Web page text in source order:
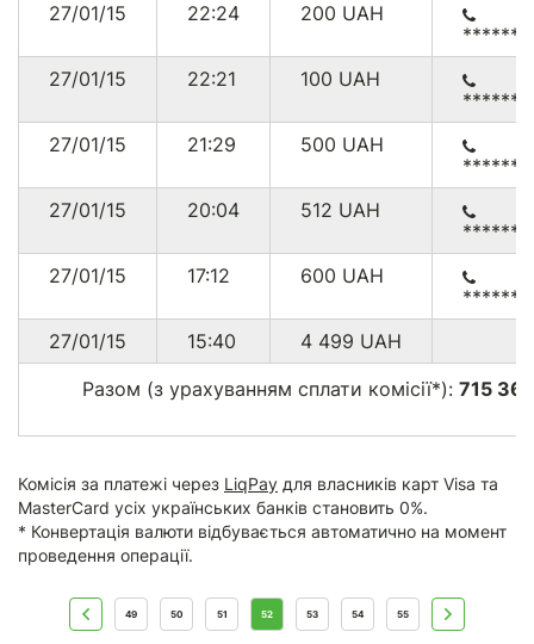
27/01/15
22:24 200 UAH
27/01/15
22:21 100 UAH
27/01/15
21:29 500 UAH
27/01/15
20:04 512 UAH
27/01/15
17:12 600 UAH
27/01/15
15:40 4 499 UAH
Разом (з урахуванням сплати комісії*): 715
Комісія за платежі через LiqPay для власників карт Visa та
MasterCard усіх українських банків становить 0%.
* Конвертація валюти відбувається автоматично на момент
проведення операції.
49 50 51 52 53 54 55